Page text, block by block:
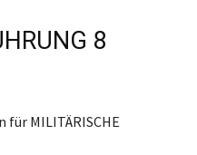
8
MILITÄRISCHE